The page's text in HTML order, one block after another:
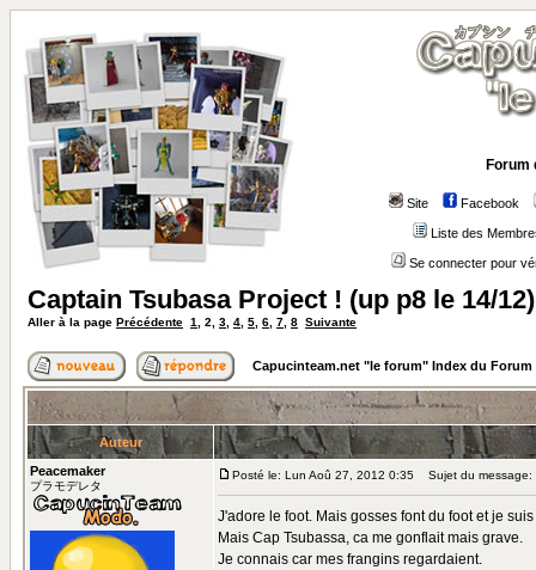
Forum
Site Facebook
Liste des
Se connecter pour
Captain Tsubasa Project ! (up p8 le 14/12)
Aller à la page Précédente 1 2 3 4 5 6 7 8 Suivante
Capucinteam.net "le forum" Index du Forum
Auteur
Peacemaker
プラモデレタ
Posté le: Lun Aoû 27, 2012 0:35 Sujet du message:
J'adore le foot. Mais gosses font du foot et je
Mais Cap Tsubassa, ca me gonflait mais grave.
Je connais car mes frangins regardaient.